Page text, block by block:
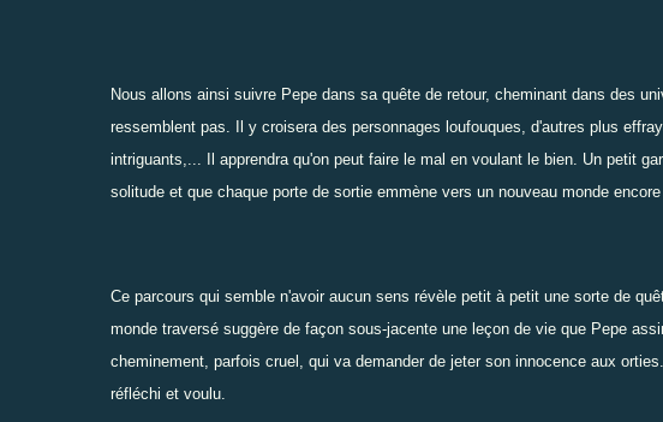
Nous allons ainsi suivre Pepe dans sa quête de retour, cheminant dans des
ressemblent pas. Il y croisera des personnages loufouques, d'autres plus
intriguants,... Il apprendra qu'on peut faire le mal en voulant le bien. Un petit
solitude et que chaque porte de sortie emmène vers un nouveau monde
Ce parcours qui semble n'avoir aucun sens révèle petit à petit une sorte de
monde traversé suggère de façon sous-jacente une leçon de vie que Pepe
cheminement, parfois cruel, qui va demander de jeter son innocence aux
réfléchi et voulu.